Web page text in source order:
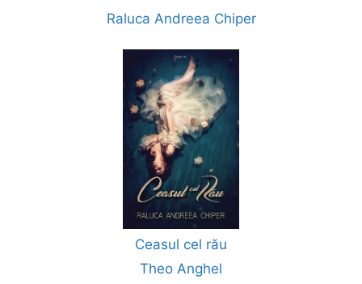
Raluca Andreea Chiper
Ceasul cel rău
Theo Anghel